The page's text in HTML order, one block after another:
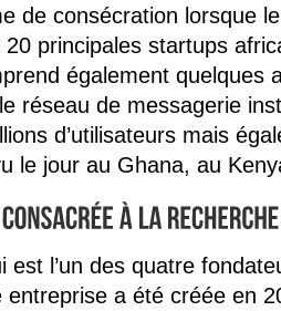
de consécration lorsque
principales startups
également quelques
réseau de messagerie
d’utilisateurs mais
le jour au Ghana, au
est l’un des quatre
entreprise a été créée en